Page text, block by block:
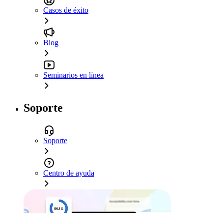
Casos de éxito
Blog
Seminarios en línea
Soporte
Soporte
Centro de ayuda